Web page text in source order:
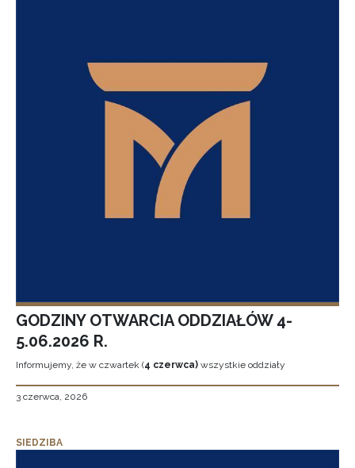
GODZINY OTWARCIA ODDZIAŁÓW 4-
5.06.2026 R.
Informujemy, że w czwartek (4 czerwca) wszystkie oddziały
3 czerwca, 2026
SIEDZIBA